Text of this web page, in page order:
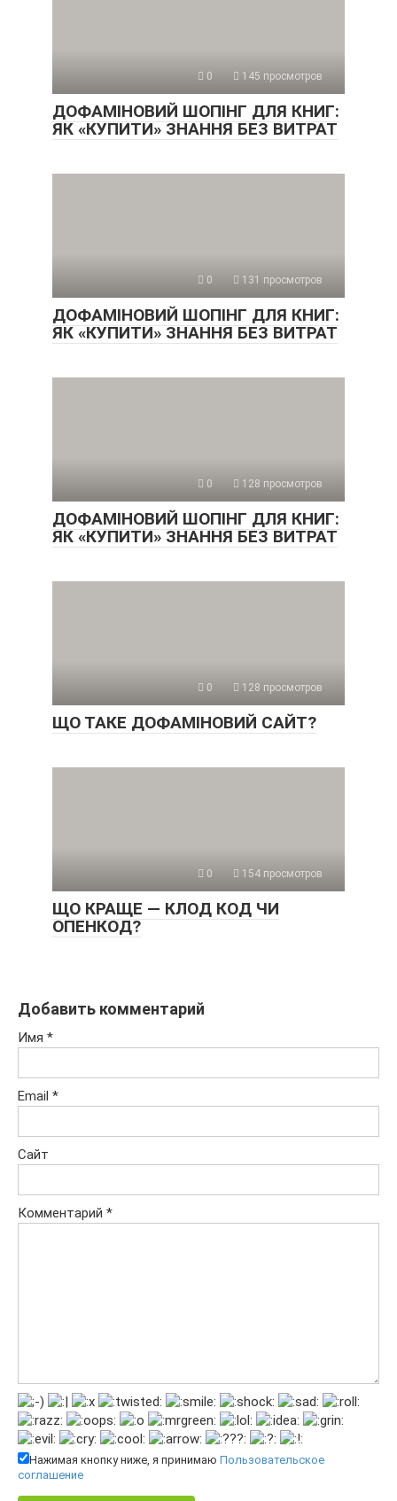
0 145 просмотров
ДОФАМІНОВИЙ ШОПІНГ ДЛЯ КНИГ:
ЯК «КУПИТИ» ЗНАННЯ БЕЗ ВИТРАТ
0 131 просмотров
ДОФАМІНОВИЙ ШОПІНГ ДЛЯ КНИГ:
ЯК «КУПИТИ» ЗНАННЯ БЕЗ ВИТРАТ
0 128 просмотров
ДОФАМІНОВИЙ ШОПІНГ ДЛЯ КНИГ:
ЯК «КУПИТИ» ЗНАННЯ БЕЗ ВИТРАТ
0 128 просмотров
ЩО ТАКЕ ДОФАМІНОВИЙ САЙТ?
0 154 просмотров
ЩО КРАЩЕ — КЛОД КОД ЧИ
ОПЕНКОД?
Добавить комментарий
Имя *
Email *
Сайт
Комментарий *
Нажимая кнопку ниже, я принимаю Пользовательское
соглашение